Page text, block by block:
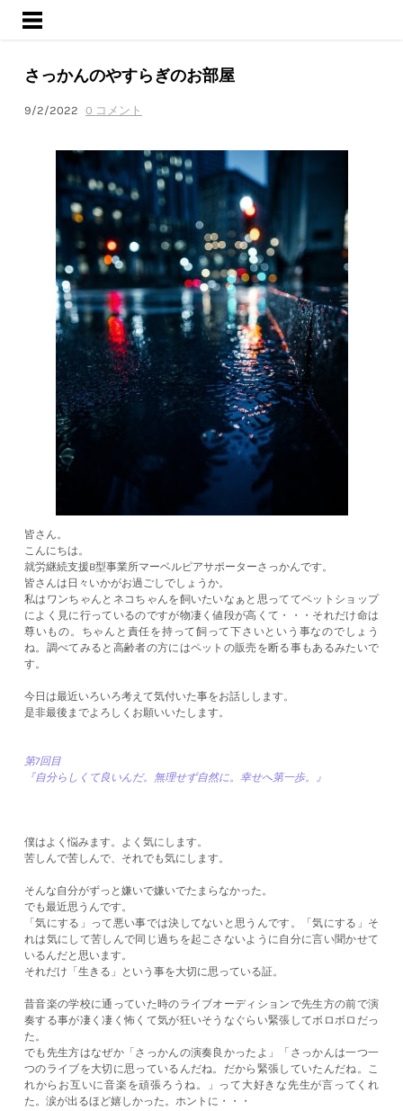
ようこそ
活動内容
ブログ
さっかんのやすらぎのお部屋
9/2/2022 0 コメント
皆さん。
こんにちは。
就労継続支援B型事業所マーベルピアサポーターさっかんです。
皆さんは日々いかがお過ごしでしょうか。
私はワンちゃんとネコちゃんを飼いたいなぁと思っててペットショップ
によく見に行っているのですが物凄く値段が高くて・・・それだけ命は
尊いもの。ちゃんと責任を持って飼って下さいという事なのでしょう
ね。調べてみると高齢者の方にはペットの販売を断る事もあるみたいで
す。
今日は最近いろいろ考えて気付いた事をお話しします。
是非最後までよろしくお願いいたします。
第7回目
『自分らしくて良いんだ。無理せず自然に。幸せへ第一歩。』
僕はよく悩みます。よく気にします。
苦しんで苦しんで、それでも気にします。
そんな自分がずっと嫌いで嫌いでたまらなかった。
でも最近思うんです。
「気にする」って悪い事では決してないと思うんです。「気にする」そ
れは気にして苦しんで同じ過ちを起こさないように自分に言い聞かせて
いるんだと思います。
それだけ「生きる」という事を大切に思っている証。
昔音楽の学校に通っていた時のライブオーディションで先生方の前で演
奏する事が凄く凄く怖くて気が狂いそうなぐらい緊張してボロボロだっ
た。
でも先生方はなぜか「さっかんの演奏良かったよ」「さっかんは一つ一
つのライブを大切に思っているんだね。だから緊張していたんだね。こ
れからお互いに音楽を頑張ろうね。」って大好きな先生が言ってくれ
た。涙が出るほど嬉しかった。ホントに・・・